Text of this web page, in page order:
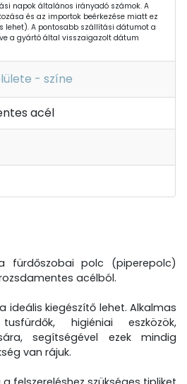
napok általános irányadó számok. A
és az importok beérkezése miatt ez
lehet). A pontosabb szállítási dátumot a
a gyártó által visszaigazolt dátum
- színe
acél
fürdőszobai polc (piperepolc)
acélból.
ideális kiegészítő lehet. Alkalmas
higiéniai eszközök,
segítségével ezek mindig
van rájuk.